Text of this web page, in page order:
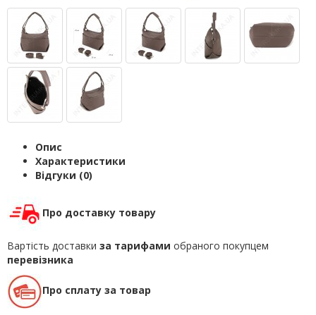
Опис
Характеристики
Відгуки (0)
Про доставку товару
Вартість доставки за тарифами обраного покупцем
перевізника
Про сплату за товар